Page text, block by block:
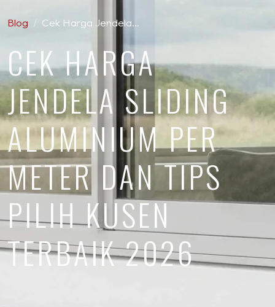
Blog Cek Harga Jendela…
CEK HARGA
JENDELA SLIDING
ALUMINIUM PER
METER DAN TIPS
PILIH KUSEN
TERBAIK 2026